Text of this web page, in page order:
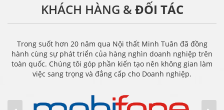
KHÁCH HÀNG & ĐỐI TÁC
Trong suốt hơn 20 năm qua Nội thất Minh Tuân đã đồng
hành cùng sự phát triển của hàng nghìn doanh nghiệp trên
toàn quốc. Chúng tôi góp phần kiến tạo nên không gian làm
việc sang trọng và đẳng cấp cho Doanh nghiệp.